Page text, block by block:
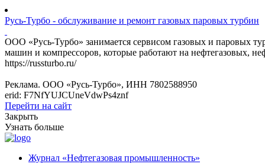
Русь-Турбо - обслуживание и ремонт газовых паровых турбин
ООО «Русь-Турбо» занимается сервисом газовых и паровых
машин и компрессоров, которые работают на нефтегазовых,
https://russturbo.ru/
Реклама. ООО «Русь-Турбо», ИНН 7802588950
erid: F7NfYUJCUneVdwPs4znf
Перейти на сайт
Закрыть
Узнать больше
Журнал «Нефтегазовая промышленность»